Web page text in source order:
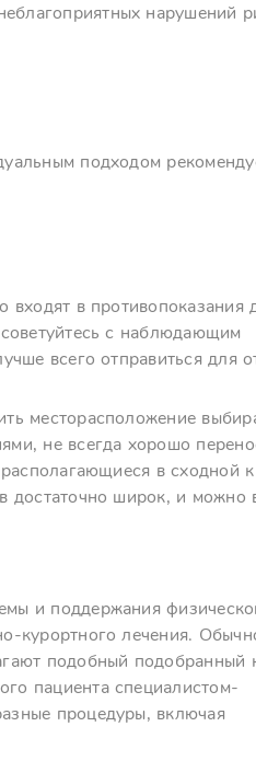
нарушений
подходом
входят в противопоказания
с наблюдающим
всего отправиться для
месторасположение
не всегда хорошо
в сходной
достаточно широк, и можно
и поддержания
курортного лечения.
подобный подобранный
пациента специалистом-
процедуры, включая